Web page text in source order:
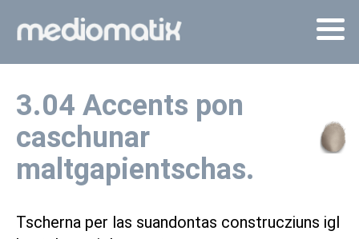
3.04 Accents pon
caschunar
maltgapientschas.
Tscherna per las suandontas construcziuns igl